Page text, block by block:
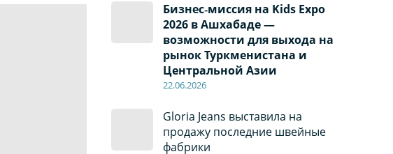
Бизнес‑миссия на Kids Expo
2026 в Ашхабаде —
возможности для выхода на
рынок Туркменистана и
Центральной Азии
22.06.2026
Gloria Jeans выставила на
продажу последние швейные
фабрики